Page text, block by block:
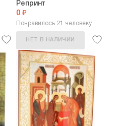
Репринт
0 ₽
Понравилось 21 человеку
НЕТ В НАЛИЧИИ